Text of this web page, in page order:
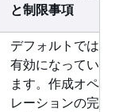
と制限事項
デフォルトでは
有効になってい
ます。作成オペ
レーションの完